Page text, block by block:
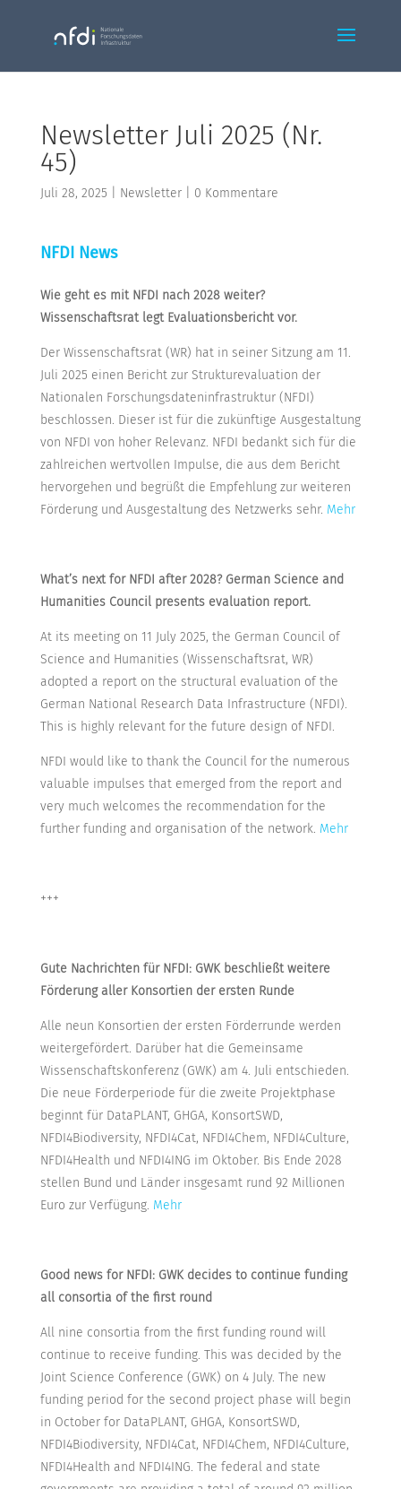
Newsletter Juli 2025 (Nr.
45)
Juli 28, 2025 Newsletter| 0 Kommentare
NFDI News
Wie geht es mit NFDI nach 2028 weiter?
Wissenschaftsrat legt Evaluationsbericht vor.
Der Wissenschaftsrat (WR) hat in seiner Sitzung am 11.
Juli 2025 einen Bericht zur Strukturevaluation der
Nationalen Forschungsdateninfrastruktur (NFDI)
beschlossen. Dieser ist für die zukünftige Ausgestaltung
von NFDI von hoher Relevanz. NFDI bedankt sich für die
zahlreichen wertvollen Impulse, die aus dem Bericht
hervorgehen und begrüßt die Empfehlung zur weiteren
Förderung und Ausgestaltung des Netzwerks sehr. Mehr
What’s next for NFDI after 2028? German Science and
Humanities Council presents evaluation report.
At its meeting on 11 July 2025, the German Council of
Science and Humanities (Wissenschaftsrat, WR)
adopted a report on the structural evaluation of the
German National Research Data Infrastructure (NFDI).
This is highly relevant for the future design of NFDI.
NFDI would like to thank the Council for the numerous
valuable impulses that emerged from the report and
very much welcomes the recommendation for the
further funding and organisation of the network. Mehr
+++
Gute Nachrichten für NFDI: GWK beschließt weitere
Förderung aller Konsortien der ersten Runde
Alle neun Konsortien der ersten Förderrunde werden
weitergefördert. Darüber hat die Gemeinsame
Wissenschaftskonferenz (GWK) am 4. Juli entschieden.
Die neue Förderperiode für die zweite Projektphase
beginnt für DataPLANT, GHGA, KonsortSWD,
NFDI4Biodiversity, NFDI4Cat, NFDI4Chem, NFDI4Culture,
NFDI4Health und NFDI4ING im Oktober. Bis Ende 2028
stellen Bund und Länder insgesamt rund 92 Millionen
Euro zur Verfügung. Mehr
Good news for NFDI: GWK decides to continue funding
all consortia of the first round
All nine consortia from the first funding round will
continue to receive funding. This was decided by the
Joint Science Conference (GWK) on 4 July. The new
funding period for the second project phase will begin
in October for DataPLANT, GHGA, KonsortSWD,
NFDI4Biodiversity, NFDI4Cat, NFDI4Chem, NFDI4Culture,
NFDI4Health and NFDI4ING. The federal and state